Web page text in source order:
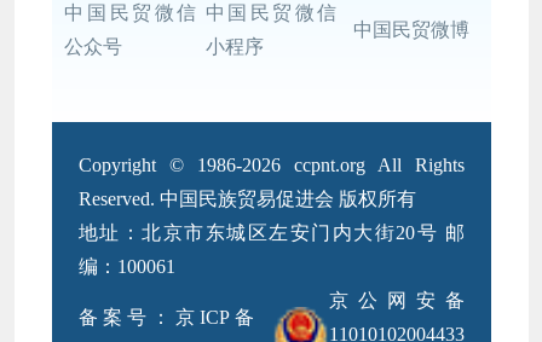
中国民贸微信
公众号
中国民贸微信
小程序
中国民贸微博
Copyright © 1986-2026 ccpnt.org All Rights
Reserved. 中国民族贸易促进会 版权所有
地址：北京市东城区左安门内大街20号 邮
编：100061
备案号：京ICP备
京公网安备
11010102004433